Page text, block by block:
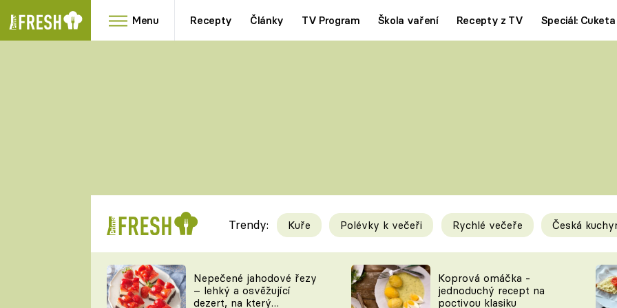
Menu Recepty Články TV Program Škola vaření Recepty z TV Speciál: Cuketa
RYCHLOVKY
Videorecepty
TEĎ VAŘÍ ŠÉF!
Tipy a triky
KAM ZA JÍDLEM
Trendy: Kuře Polévky k večeři Rychlé večeře Česká
Nepečené jahodové řezy
– lehký a osvěžující
dezert, na který
Koprová omáčka -
jednoduchý recept na
poctivou klasiku